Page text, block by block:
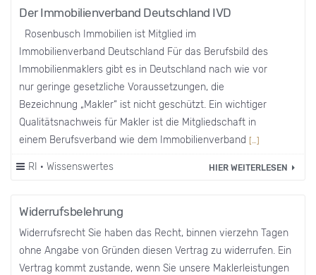
Der Immobilienverband Deutschland IVD
Rosenbusch Immobilien ist Mitglied im
Immobilienverband Deutschland Für das Berufsbild des
Immobilienmaklers gibt es in Deutschland nach wie vor
nur geringe gesetzliche Voraussetzungen, die
Bezeichnung „Makler“ ist nicht geschützt. Ein wichtiger
Qualitätsnachweis für Makler ist die Mitgliedschaft in
einem Berufsverband wie dem Immobilienverband […]
RI · Wissenswertes HIER WEITERLESEN
Widerrufsbelehrung
Widerrufsrecht Sie haben das Recht, binnen vierzehn Tagen
ohne Angabe von Gründen diesen Vertrag zu widerrufen. Ein
Vertrag kommt zustande, wenn Sie unsere Maklerleistungen